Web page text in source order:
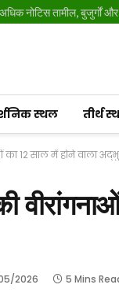
स्थल तीर्थ
का 12 साल में होने वाला
2026 5 Mins